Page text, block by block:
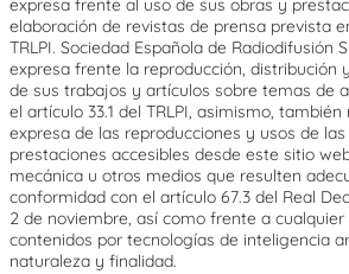
expresa frente al uso de sus obras y
elaboración de revistas de prensa prevista
TRLPI. Sociedad Española de Radiodifusión
expresa frente la reproducción, distribución
de sus trabajos y artículos sobre temas de
el artículo 33.1 del TRLPI, asimismo,
expresa de las reproducciones y usos de
prestaciones accesibles desde este sitio
mecánica u otros medios que resulten
conformidad con el artículo 67.3 del Real
2 de noviembre, así como frente a
contenidos por tecnologías de inteligencia
naturaleza y finalidad.